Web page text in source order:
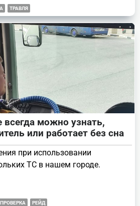
ТРАВЛЯ
можно узнать,
или работает без сна
при использовании
ТС в нашем городе.
ПРОВЕРКА РЕЙД